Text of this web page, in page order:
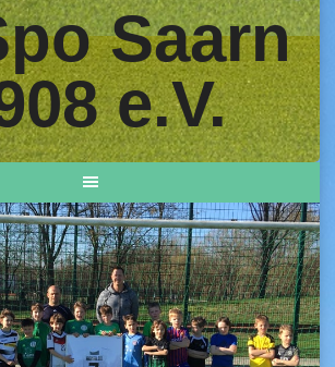
Saarn
e.V.